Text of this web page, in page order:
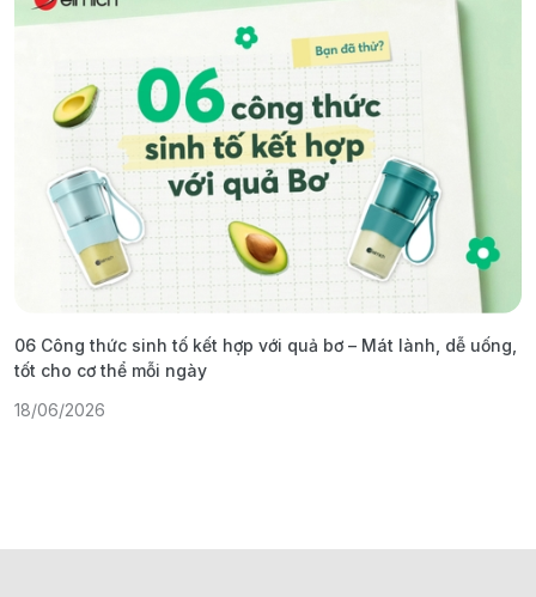
06 Công thức sinh tố kết hợp với quả bơ – Mát lành, dễ uống,
tốt cho cơ thể mỗi ngày
18/06/2026